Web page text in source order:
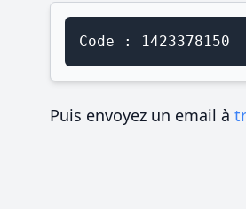
Code : 1423378150
Puis envoyez un email à